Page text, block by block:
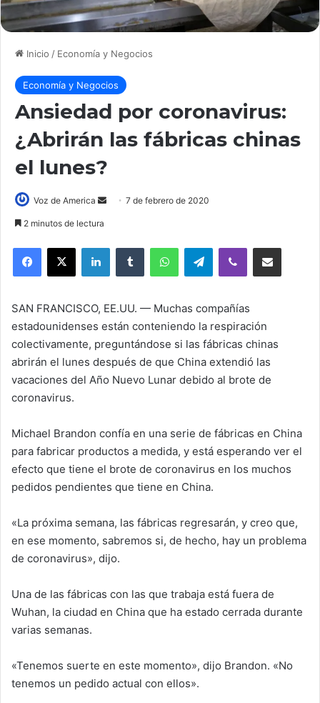
Inicio / Economía y Negocios
Economía y Negocios
Ansiedad por coronavirus:
¿Abrirán las fábricas chinas
el lunes?
Voz de America
d
e
7 de febrero de 2020
2 minutos de lectura
Telegram
SAN FRANCISCO, EE.UU. — Muchas compañías
estadounidenses están conteniendo la respiración
colectivamente, preguntándose si las fábricas chinas
abrirán el lunes después de que China extendió las
vacaciones del Año Nuevo Lunar debido al brote de
coronavirus.
Michael Brandon confía en una serie de fábricas en China
para fabricar productos a medida, y está esperando ver el
efecto que tiene el brote de coronavirus en los muchos
pedidos pendientes que tiene en China.
«La próxima semana, las fábricas regresarán, y creo que,
en ese momento, sabremos si, de hecho, hay un problema
de coronavirus», dijo.
Una de las fábricas con las que trabaja está fuera de
Wuhan, la ciudad en China que ha estado cerrada durante
varias semanas.
«Tenemos suerte en este momento», dijo Brandon. «No
tenemos un pedido actual con ellos».